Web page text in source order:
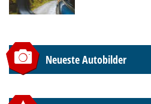
Neueste Autobilder